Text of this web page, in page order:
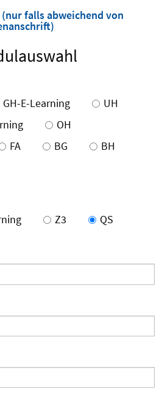
falls abweichend von
GH-E-Learning
UH
OH
FA BG
BH
Z3 QS